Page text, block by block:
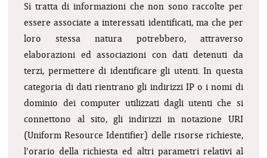
Si tratta di informazioni che non sono raccolte per
essere associate a interessati identificati, ma che per
loro stessa natura potrebbero, attraverso
elaborazioni ed associazioni con dati detenuti da
terzi, permettere di identificare gli utenti. In questa
categoria di dati rientrano gli indirizzi IP o i nomi di
dominio dei computer utilizzati dagli utenti che si
connettono al sito, gli indirizzi in notazione URI
(Uniform Resource Identifier) delle risorse richieste,
l’orario della richiesta ed altri parametri relativi al